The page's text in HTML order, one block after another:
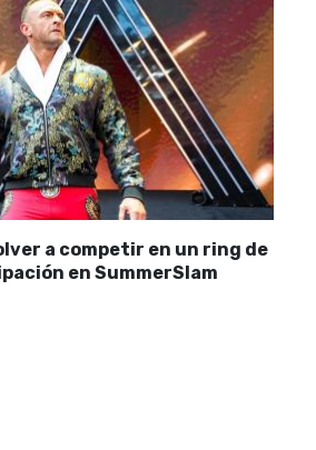
a competir en un ring de
en SummerSlam